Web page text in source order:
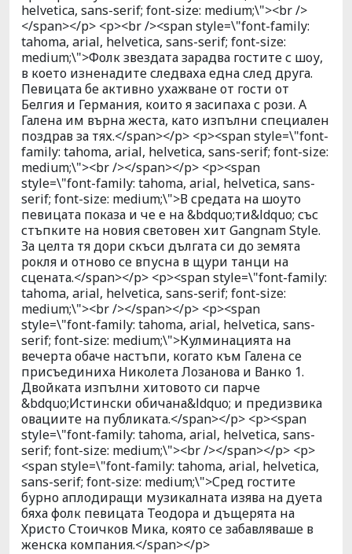
helvetica, sans-serif; font-size: medium;\"><br />
</span></p> <p><br /><span style=\"font-family:
tahoma, arial, helvetica, sans-serif; font-size:
medium;\">Фолк звездата зарадва гостите с шоу,
в което изненадите следваха една след друга.
Певицата бе активно ухажване от гости от
Белгия и Германия, които я засипаха с рози. А
Галена им върна жеста, като изпълни специален
поздрав за тях.</span></p> <p><span style=\"font-
family: tahoma, arial, helvetica, sans-serif; font-size:
medium;\"><br /></span></p> <p><span
style=\"font-family: tahoma, arial, helvetica, sans-
serif; font-size: medium;\">В средата на шоуто
певицата показа и че е на &bdquo;ти&ldquo; със
стъпките на новия световен хит Gangnam Style.
За целта тя дори скъси дългата си до земята
рокля и отново се впусна в щури танци на
сцената.</span></p> <p><span style=\"font-family:
tahoma, arial, helvetica, sans-serif; font-size:
medium;\"><br /></span></p> <p><span
style=\"font-family: tahoma, arial, helvetica, sans-
serif; font-size: medium;\">Кулминацията на
вечерта обаче настъпи, когато към Галена се
присъединиха Николета Лозанова и Ванко 1.
Двойката изпълни хитовото си парче
&bdquo;Истински обичана&ldquo; и предизвика
овациите на публиката.</span></p> <p><span
style=\"font-family: tahoma, arial, helvetica, sans-
serif; font-size: medium;\"><br /></span></p> <p>
<span style=\"font-family: tahoma, arial, helvetica,
sans-serif; font-size: medium;\">Сред гостите
бурно аплодиращи музикалната изява на дуета
бяха фолк певицата Теодора и дъщерята на
Христо Стоичков Мика, която се забавляваше в
женска компания.</span></p>